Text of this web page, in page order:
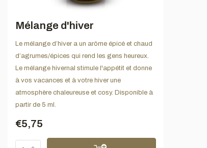
Mélange d'hiver
Le mélange d’hiver a un arôme épicé et chaud
d’agrumes/épices qui rend les gens heureux.
Le mélange hivernal stimule l'appétit et donne
à vos vacances et à votre hiver une
atmosphère chaleureuse et cosy. Disponible à
partir de 5 ml.
€5,75